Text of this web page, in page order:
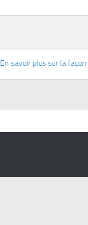
En savoir plus sur la